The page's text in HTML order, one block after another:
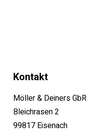
Kontakt
Möller & Deiners GbR
Bleichrasen 2
99817 Eisenach